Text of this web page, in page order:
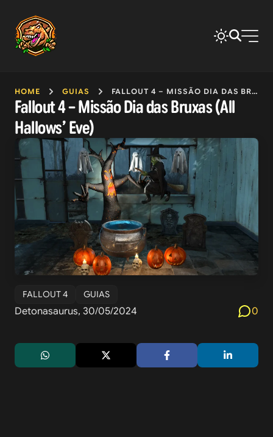
HOME GUIAS FALLOUT 4 – MISSÃO DIA DAS BRUXAS (ALL HALLOWS’ EVE)
Fallout 4 – Missão Dia das Bruxas (All
Hallows’ Eve)
FALLOUT 4 GUIAS
Detonasaurus, 30/05/2024 0